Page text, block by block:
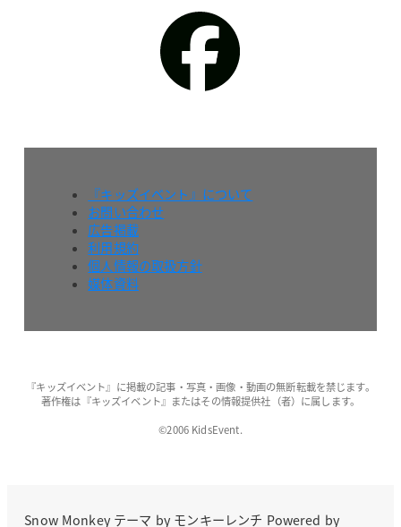
『キッズイベント』について
お問い合わせ
広告掲載
利用規約
個人情報の取扱方針
媒体資料
『キッズイベント』に掲載の記事・写真・画像・動画の無断転載を禁じます。
著作権は『キッズイベント』またはその情報提供社（者）に属します。
©2006 KidsEvent.
Snow Monkeyテーマ by モンキーレンチ Powered by